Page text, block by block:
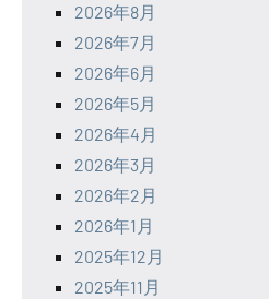
2026年8月
2026年7月
2026年6月
2026年5月
2026年4月
2026年3月
2026年2月
2026年1月
2025年12月
2025年11月